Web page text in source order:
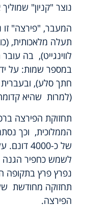
נוצר "קניון"
המעבר, "פירצה" זו
תעלה מלאכותית,
לווינגייט), בה
במספר שמות: על
חתך סלע),
(למרות שהיא
תחזוקת הפירצה
הממלוכית, וכך
של כ-
לשמש כחפיר הגנה
תחזוקה מחודשת של
הפירצה.